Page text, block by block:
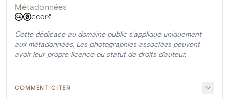
Métadonnées
CC0
Cette dédicace au domaine public s'applique uniquement
aux métadonnées. Les photographies associées peuvent
avoir leur propre licence ou statut de droits d'auteur.
COMMENT CITER